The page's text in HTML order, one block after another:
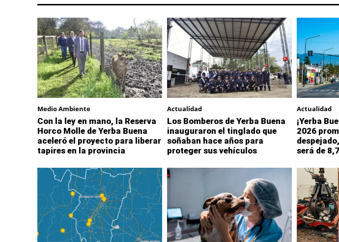
Medio Ambiente
Con la ley en mano, la Reserva
Horco Molle de Yerba Buena
aceleró el proyecto para liberar
tapires en la provincia
Actualidad
Los Bomberos de Yerba Buena
inauguraron el tinglado que
soñaban hace años para
proteger sus vehículos
Actualidad
¡Yerba
2026
será de